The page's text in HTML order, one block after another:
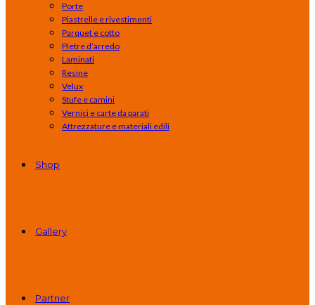
Porte
Piastrelle e rivestimenti
Parquet e cotto
Pietre d’arredo
Laminati
Resine
Velux
Stufe e camini
Vernici e carte da parati
Attrezzature e materiali edili
Shop
Gallery
Partner